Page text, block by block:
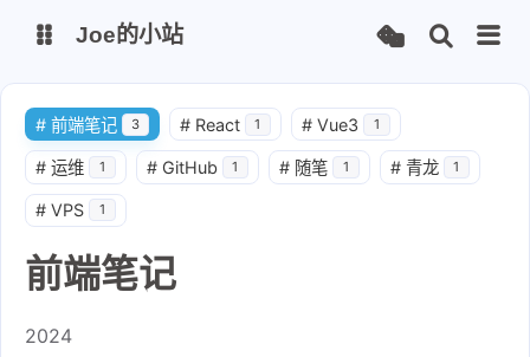
博客
wakapi
Joe的小站
# 前端笔记 3 # React 1 # Vue3 1
# 运维 1 # GitHub 1 # 随笔 1 # 青龙 1
# VPS 1
前端笔记
2024